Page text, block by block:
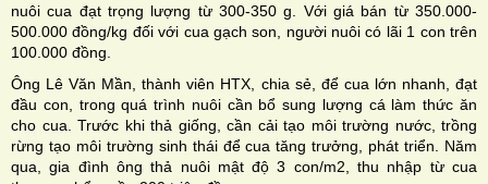
nuôi cua đạt trọng lượng từ 300-350 g. Với giá bán từ 350.000-
500.000 đồng/kg đối với cua gạch son, người nuôi có lãi 1 con trên
100.000 đồng.
Ông Lê Văn Mần, thành viên HTX, chia sẻ, để cua lớn nhanh, đạt
đầu con, trong quá trình nuôi cần bổ sung lượng cá làm thức ăn
cho cua. Trước khi thả giống, cần cải tạo môi trường nước, trồng
rừng tạo môi trường sinh thái để cua tăng trưởng, phát triển. Năm
qua, gia đình ông thả nuôi mật độ 3 con/m2, thu nhập từ cua